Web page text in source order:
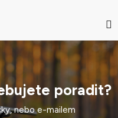
poradit?
nebo e-mailem